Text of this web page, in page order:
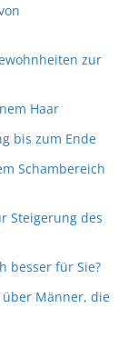
zur
Haar
bis zum Ende
Schambereich
Steigerung des
besser für Sie?
über Männer, die